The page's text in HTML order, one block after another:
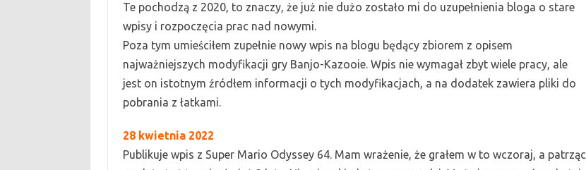
Te pochodzą z 2020, to znaczy, że już nie dużo zostało mi do uzupełnienia bloga o stare
wpisy i rozpoczęcia prac nad nowymi.
Poza tym umieściłem zupełnie nowy wpis na blogu będący zbiorem z opisem
najważniejszych modyfikacji gry Banjo-Kazooie. Wpis nie wymagał zbyt wiele pracy, ale
jest on istotnym źródłem informacji o tych modyfikacjach, a na dodatek zawiera pliki do
pobrania z łatkami.
28 kwietnia2022
Publikuje wpis z Super Mario Odyssey 64. Mam wrażenie, że grałem w to wczoraj, a patrząc